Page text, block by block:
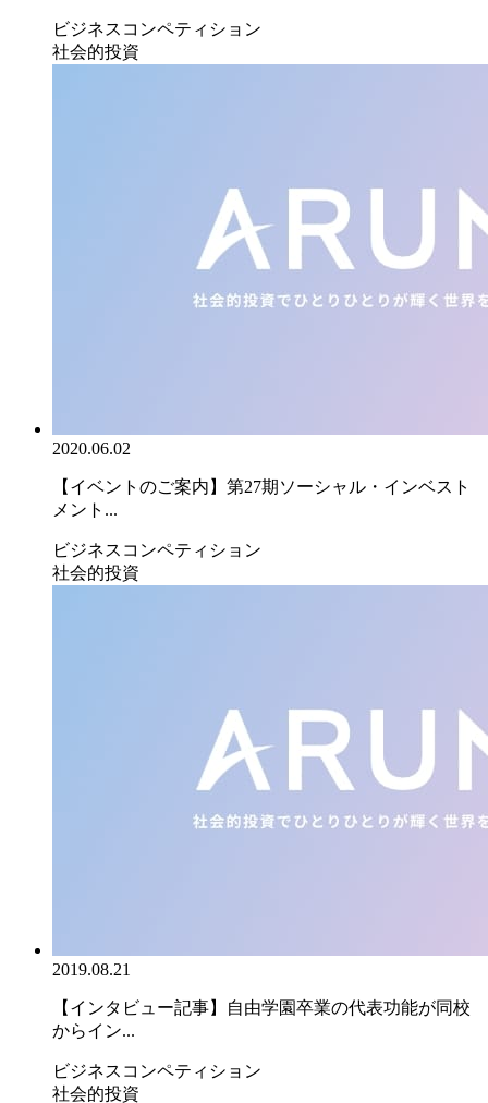
ビジネスコンペティション
社会的投資
2020.06.02
【イベントのご案内】第27期ソーシャル・インベスト
メント...
ビジネスコンペティション
社会的投資
2019.08.21
【インタビュー記事】自由学園卒業の代表功能が同校
からイン...
ビジネスコンペティション
社会的投資